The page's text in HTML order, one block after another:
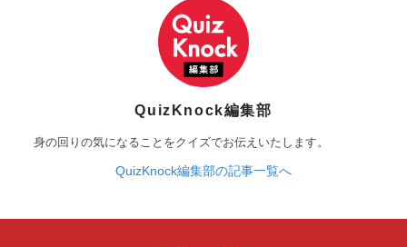
QuizKnock編集部
身の回りの気になることをクイズでお伝えいたします。
QuizKnock編集部の記事一覧へ